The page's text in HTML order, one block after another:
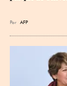
Por AFP